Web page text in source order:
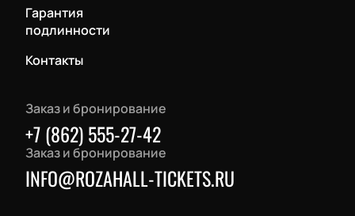
Гарантия
подлинности
Контакты
Заказ и бронирование
+7 (862) 555-27-42
Заказ и бронирование
INFO@ROZAHALL-TICKETS.RU